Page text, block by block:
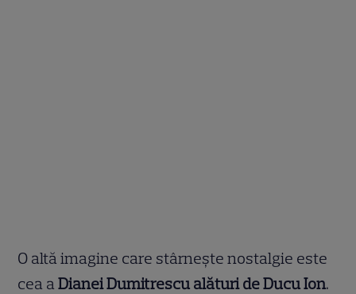
O altă imagine care stârnește nostalgie este
cea aDianei Dumitrescu alături de Ducu Ion.